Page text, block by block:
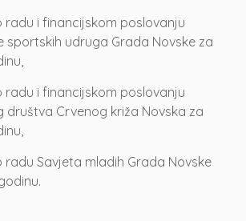
radu i financijskom poslovanju
sportskih udruga Grada Novske za
radu i financijskom poslovanju
društva Crvenog križa Novska za
radu Savjeta mladih Grada Novske